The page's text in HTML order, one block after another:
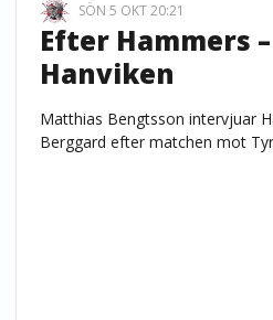
SÖN 5 OKT 20:21
Efter Hammers
Hanviken
Matthias Bengtsson intervjuar
Berggard efter matchen mot